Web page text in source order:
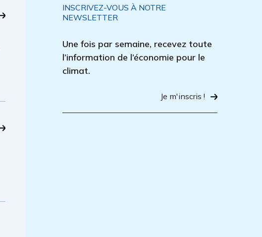
INSCRIVEZ-VOUS À NOTRE
NEWSLETTER
Une fois par semaine, recevez toute
l’information de l’économie pour le
climat.
Je m'inscris !